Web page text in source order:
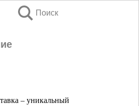
Поиск
– уникальный